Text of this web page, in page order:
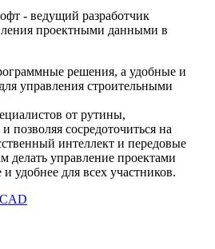
- ведущий разработчик
проектными данными в
решения, а удобные и
управления строительными
от рутины,
позволяя сосредоточиться на
интеллект и передовые
делать управление проектами
удобнее для всех участников.